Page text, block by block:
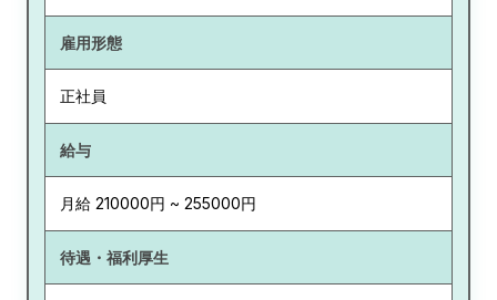
雇用形態
正社員
給与
月給 210000円 ~ 255000円
待遇・福利厚生